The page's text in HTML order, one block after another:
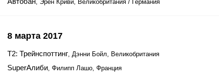
, Эрен Криви, Великобритания / Германия
8 марта 2017
Т2: Трейнспоттинг, Дэнни Бойл, Великобритания
SuperАлиби, Филипп Лашо, Франция